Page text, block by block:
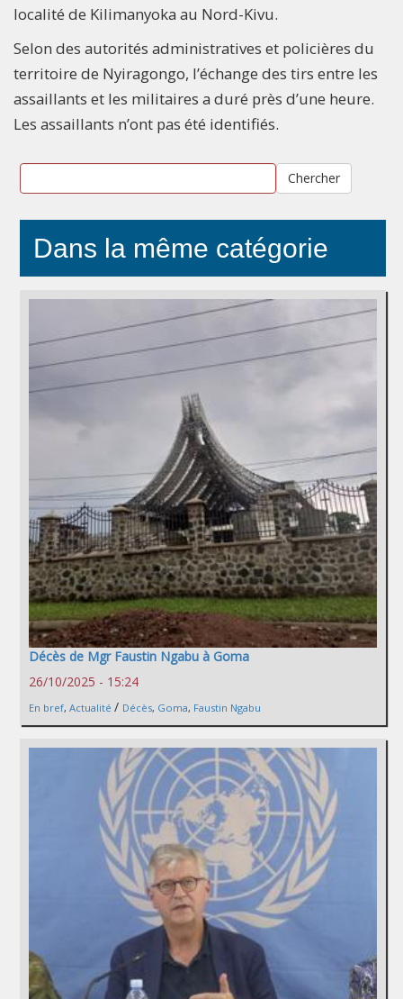
localité de Kilimanyoka au Nord-Kivu.
Selon des autorités administratives et policières du
territoire de Nyiragongo, l’échange des tirs entre les
assaillants et les militaires a duré près d’une heure.
Les assaillants n’ont pas été identifiés.
Chercher
Dans la même catégorie
Décès de Mgr Faustin Ngabu à Goma
26/10/2025 - 15:24
En bref, Actualité / Décès, Goma, Faustin Ngabu